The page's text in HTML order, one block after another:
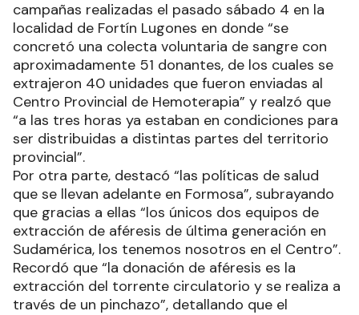
campañas realizadas el pasado sábado 4 en la
localidad de Fortín Lugones en donde “se
concretó una colecta voluntaria de sangre con
aproximadamente 51 donantes, de los cuales se
extrajeron 40 unidades que fueron enviadas al
Centro Provincial de Hemoterapia” y realzó que
“a las tres horas ya estaban en condiciones para
ser distribuidas a distintas partes del territorio
provincial”.
Por otra parte, destacó “las políticas de salud
que se llevan adelante en Formosa”, subrayando
que gracias a ellas “los únicos dos equipos de
extracción de aféresis de última generación en
Sudamérica, los tenemos nosotros en el Centro”.
Recordó que “la donación de aféresis es la
extracción del torrente circulatorio y se realiza a
través de un pinchazo”, detallando que el